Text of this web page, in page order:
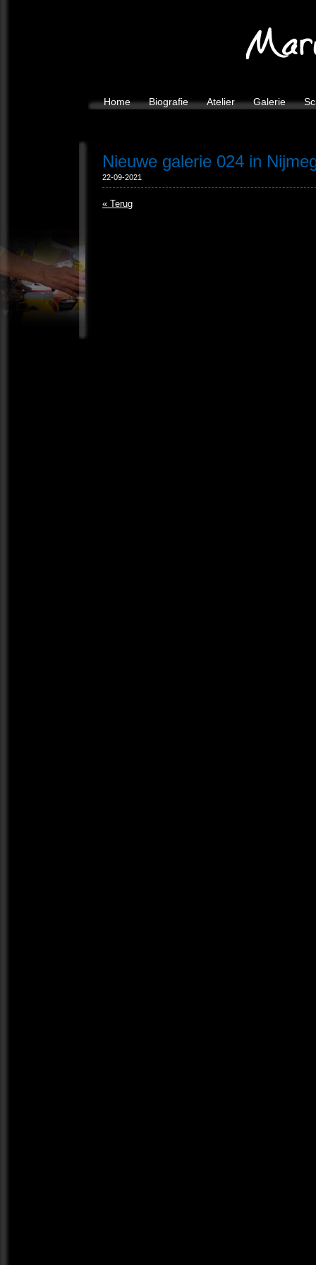
Home Biografie Atelier Galerie
Nieuwe galerie 024 in
22-09-2021
« Terug